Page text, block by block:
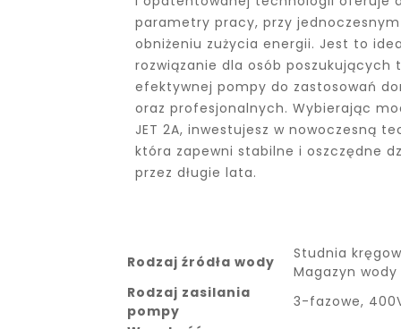
parametry pracy, przy
obniżeniu zużycia energii. Jest to
rozwiązanie dla osób poszukujących
efektywnej pompy do zastosowań
oraz profesjonalnych. Wybierając
JET 2A, inwestujesz w nowoczesną
która zapewni stabilne i oszczędne
przez długie lata.
Rodzaj źródła wody
Studnia
Magazyn
Rodzaj zasilania
pompy
3-fazowe,